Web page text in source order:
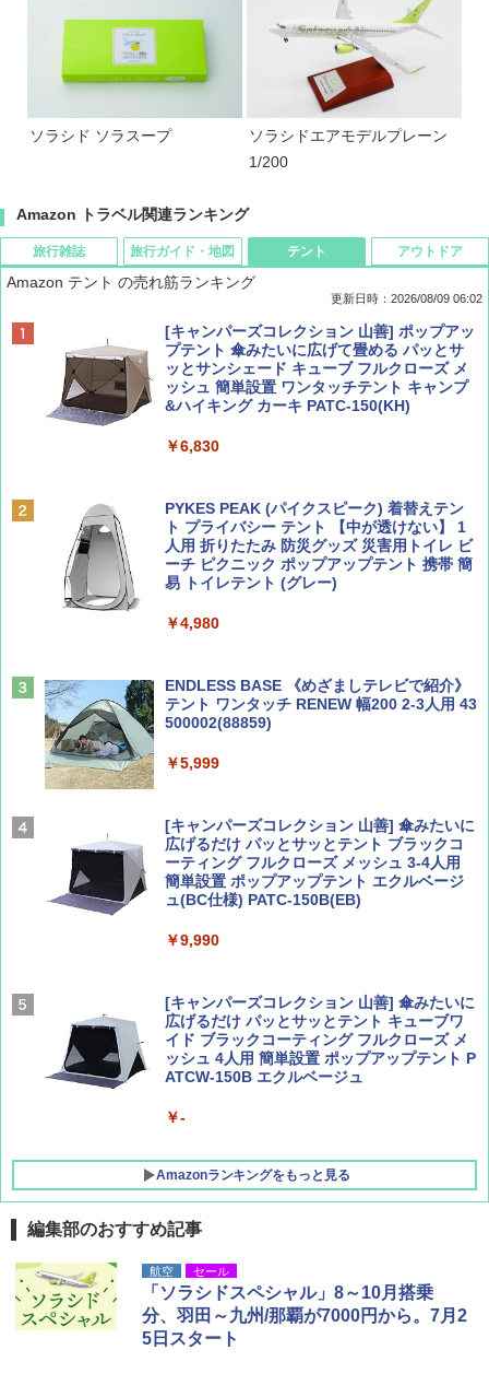
ソラシド ソラスープ
ソラシドエアモデルプレーン
1/200
Amazon トラベル関連ランキング
旅行雑誌
BE-PAL(ビ-パル) 2026年 9 月号【特別付録:
SOTO ミニマル"旅"財布 ランダム2種】
￥1,500
￥713
AIRLINE（エアライン）2026年9月号【特
集】ボーイング110周年を祝して！
￥1,760
旅行ガイド・地図
地球の歩き方 スター・ウォーズ
￥2,695
￥2,479
力的な町 2026～2027 地球の歩き方D アジア
ァキア 2026～2027 地球の歩き方A ヨーロッ
￥2,277
新しい日本地理 地図・統計・移動から読み
解く (講談社現代新書)
￥1,540
テント
Amazon テント の売れ筋ランキング
更新日時：2026/08/09 06:02
[キャンパーズコレクション 山善] ポップアッ
プテント 傘みたいに広げて畳める パッとサ
ッとサンシェード キューブ フルクローズ メ
ッシュ 簡単設置 ワンタッチテント キャンプ
&ハイキング カーキ PATC-150(KH)
￥6,830
PYKES PEAK (パイクスピーク) 着替えテン
ト プライバシー テント 【中が透けない】 1
人用 折りたたみ 防災グッズ 災害用トイレ ビ
ーチ ピクニック ポップアップテント 携帯 簡
易 トイレテント (グレー)
￥4,980
ENDLESS BASE 《めざましテレビで紹介》
テント ワンタッチ RENEW 幅200 2-3人用 43
500002(88859)
￥5,999
[キャンパーズコレクション 山善] 傘みたいに
広げるだけ パッとサッとテント ブラックコ
ーティング フルクローズ メッシュ 3-4人用
簡単設置 ポップアップテント エクルベージ
ュ(BC仕様) PATC-150B(EB)
￥9,990
[キャンパーズコレクション 山善] 傘みたいに
広げるだけ パッとサッとテント キューブワ
イド ブラックコーティング フルクローズ メ
ッシュ 4人用 簡単設置 ポップアップテント P
ATCW-150B エクルベージュ
￥-
Amazonランキングをもっと見る
アウトドア
DEWEL パラソル 大型 ビーチ アウトドアパ
ラソル ガーデン サイトシート付 折りたたみ
防水 UVカット 4段階高さ調整 軽量 収納袋付
き
編集部のおすすめ記事
航空 セール
「ソラシドスペシャル」8～10月搭乗
分、羽田～九州/那覇が7000円から。7月2
5日スタート